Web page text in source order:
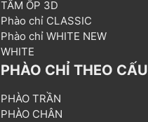
TẤM ỐP 3D
Phào chỉ CLASSIC
Phào chỉ WHITE NEW
WHITE
PHÀO CHỈ THEO
PHÀO TRẦN
PHÀO CHÂN